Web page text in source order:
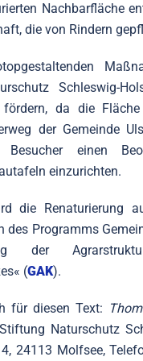
Nachbarfläche
die von Rindern
Schleswig-
fördern, da die
der Gemeinde
einen
einzurichten.
die Renaturierung
des Programms
der
(GAK).
für diesen Text:
Naturschutz
4, 24113 Molfsee,